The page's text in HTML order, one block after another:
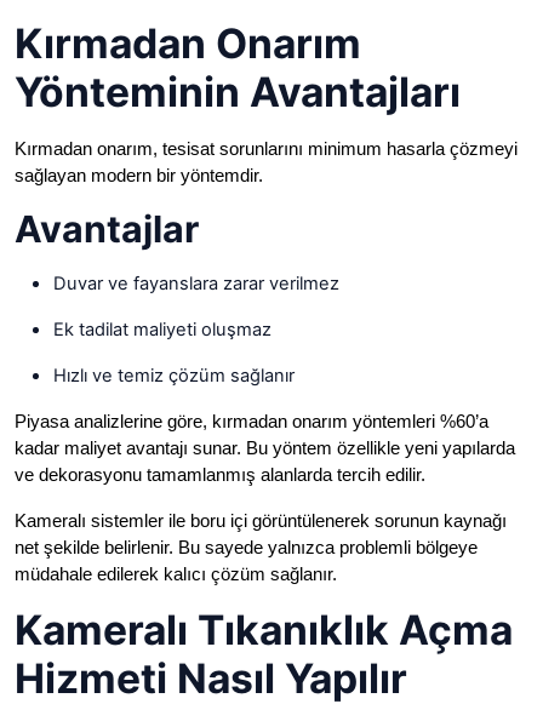
Kırmadan Onarım
Yönteminin Avantajları
Kırmadan onarım, tesisat sorunlarını minimum hasarla çözmeyi
sağlayan modern bir yöntemdir.
Avantajlar
Duvar ve fayanslara zarar verilmez
Ek tadilat maliyeti oluşmaz
Hızlı ve temiz çözüm sağlanır
Piyasa analizlerine göre, kırmadan onarım yöntemleri %60’a
kadar maliyet avantajı sunar. Bu yöntem özellikle yeni yapılarda
ve dekorasyonu tamamlanmış alanlarda tercih edilir.
Kameralı sistemler ile boru içi görüntülenerek sorunun kaynağı
net şekilde belirlenir. Bu sayede yalnızca problemli bölgeye
müdahale edilerek kalıcı çözüm sağlanır.
Kameralı Tıkanıklık Açma
Hizmeti Nasıl Yapılır